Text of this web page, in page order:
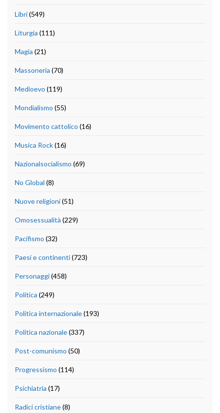
Libri(549)
Liturgia (111)
Magia (21)
Massoneria (70)
Medioevo (119)
Mondialismo (55)
Movimento cattolico (16)
Musica Rock(16)
Nazionalsocialismo (69)
No Global (8)
Nuove religioni(51)
Omosessualità (229)
Pacifismo (32)
Paesi e continenti(723)
Personaggi(458)
Politica (249)
Politica internazionale(193)
Politica nazionale(337)
Post-comunismo (50)
Progressismo (114)
Psichiatria (17)
Radici cristiane(8)